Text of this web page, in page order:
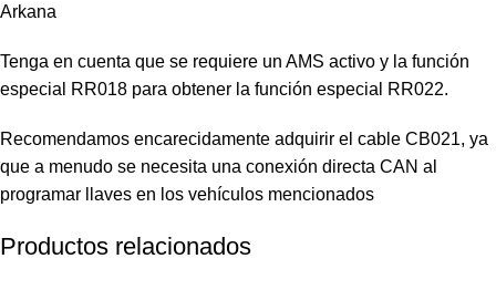
Arkana
Tenga en cuenta que se requiere un AMS activo y la función
especial RR018 para obtener la función especial RR022.
Recomendamos encarecidamente adquirir el cable CB021, ya
que a menudo se necesita una conexión directa CAN al
programar llaves en los vehículos mencionados
Productos relacionados